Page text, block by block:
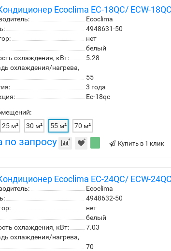
Ecoclima EC-18QC/ ECW-18QC
Ecoclima
4948631-50
нет
белый
охлаждения, кВт:
5.28
охлаждения/нагрева,
55
3 года
Ec-18qc
25 м² 30 м² 55 м² 70 м²
по запросу Купить в 1 клик
Ecoclima EC-24QC/ ECW-24QC
Ecoclima
4948632-50
нет
белый
охлаждения, кВт:
7.03
охлаждения/нагрева,
70